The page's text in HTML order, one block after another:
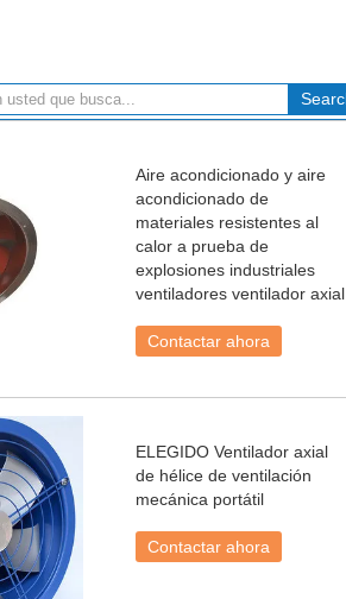
Aire acondicionado y aire
acondicionado de
materiales resistentes al
calor a prueba de
explosiones industriales
ventiladores ventilador axial
Contactar ahora
ELEGIDO Ventilador axial
de hélice de ventilación
mecánica portátil
Contactar ahora